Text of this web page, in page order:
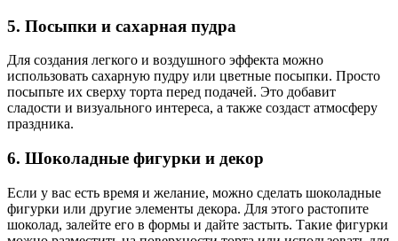
5. Посыпки и сахарная пудра
Для создания легкого и воздушного эффекта можно
использовать сахарную пудру или цветные посыпки. Просто
посыпьте их сверху торта перед подачей. Это добавит
сладости и визуального интереса, а также создаст атмосферу
праздника.
6. Шоколадные фигурки и декор
Если у вас есть время и желание, можно сделать шоколадные
фигурки или другие элементы декора. Для этого растопите
шоколад, залейте его в формы и дайте застыть. Такие фигурки